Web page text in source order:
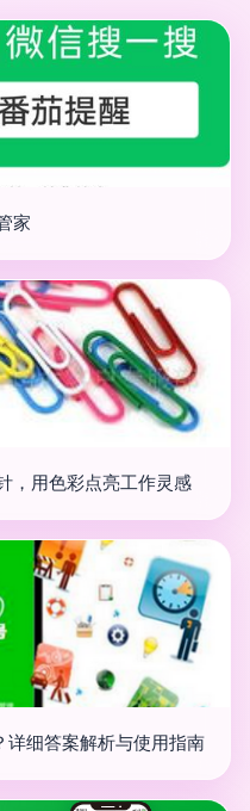
家
，用色彩点亮工作灵感
详细答案解析与使用指南